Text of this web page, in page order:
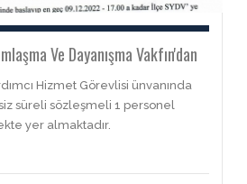
Ve Dayanışma Vakfın'dan
Hizmet Görevlisi ünvanında
süreli sözleşmeli 1 personel
yer almaktadır.